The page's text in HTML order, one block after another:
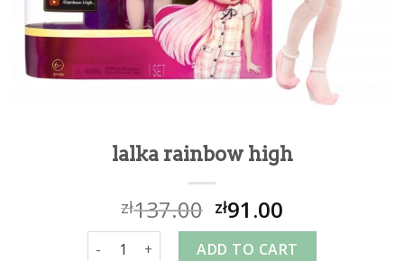
lalka rainbow high
zł137.00 zł91.00
lalka rainbow high quantity
ADD TO CART